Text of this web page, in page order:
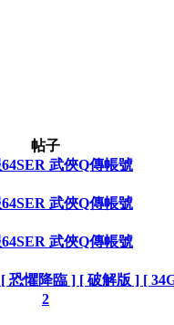
帖子
武俠Q傳帳號
武俠Q傳帳號
武俠Q傳帳號
恐懼降臨 ] [ 破解版 ] [
2